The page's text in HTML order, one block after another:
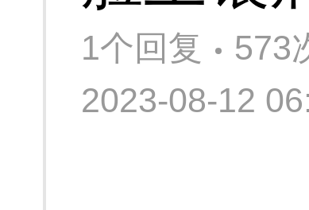
1个回复
573
2023-08-12